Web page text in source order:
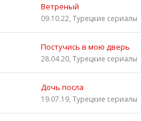
Ветреный
09.10.22, Турецкие сериалы
Постучись в мою дверь
28.04.20, Турецкие сериалы
Дочь посла
19.07.19, Турецкие сериалы